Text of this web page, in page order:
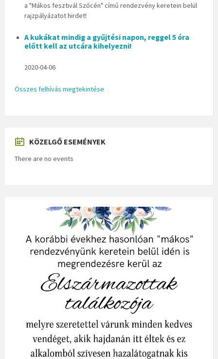
a "Mákos fesztivál Szőcén" című rendezvény keretein belül
rajzpályázatot hirdet!
A kukákat mindig a gyűjtési napon, reggel 5 óra
előtt kell az utcára kihelyezni!
2020-04-06
Összes felhívás megtekintése
KÖZELGŐ ESEMÉNYEK
There are no events